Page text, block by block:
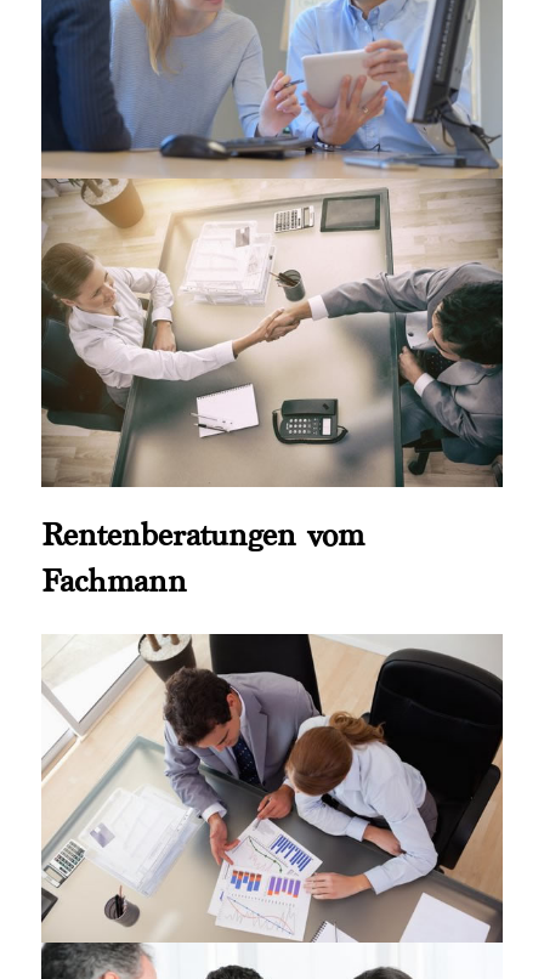
Rentenberatungen vom
Fachmann